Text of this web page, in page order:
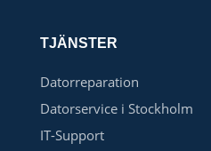
TJÄNSTER
Datorreparation
Datorservice i Stockholm
IT-Support